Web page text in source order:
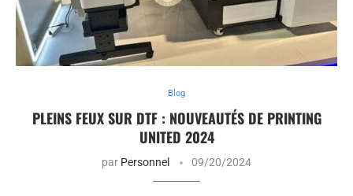
Blog
PLEINS FEUX SUR DTF : NOUVEAUTÉS DE PRINTING
UNITED 2024
par Personnel 09/20/2024